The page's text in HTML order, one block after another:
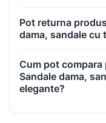
Pot returna
dama, sandale cu
Cum pot
Sandale dama,
elegante?